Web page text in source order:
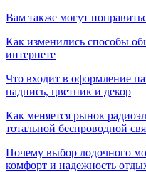
Вам также могут
Как изменились способы
интернете
Что входит в оформление
надпись, цветник и декор
Как меняется рынок
тотальной беспроводной
Почему выбор лодочного
комфорт и надежность